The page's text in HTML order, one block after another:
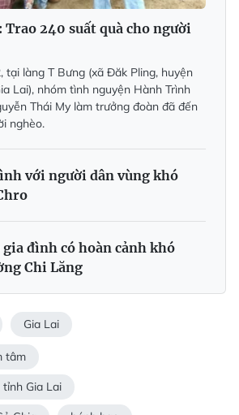
Trao 240 suất quà cho người
tại làng T Bưng (xã Đăk Pling, huyện
Lai), nhóm tình nguyện Hành Trình
Thái My làm trưởng đoàn đã đến
nghèo.
với người dân vùng khó
gia đình có hoàn cảnh khó
Chi Lăng
Gia Lai
tâm
Gia Lai